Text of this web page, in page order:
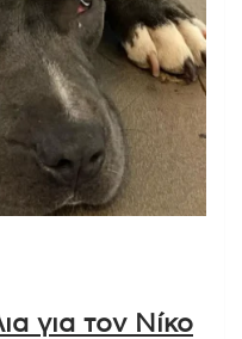
για τον Νίκο